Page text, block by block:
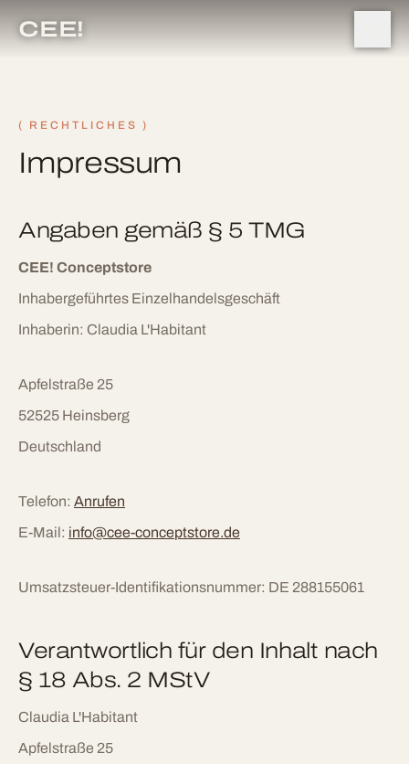
CEE!
( RECHTLICHES )
Impressum
Angaben gemäß § 5 TMG
CEE! Conceptstore
Inhabergeführtes Einzelhandelsgeschäft
Inhaberin: Claudia L'Habitant
Apfelstraße 25
52525 Heinsberg
Deutschland
Telefon: Anrufen
E-Mail: info@cee-conceptstore.de
Umsatzsteuer-Identifikationsnummer: DE 288155061
Verantwortlich für den Inhalt nach
§ 18 Abs. 2 MStV
Claudia L'Habitant
Apfelstraße 25